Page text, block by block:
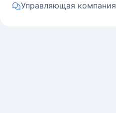
Управляющая компания